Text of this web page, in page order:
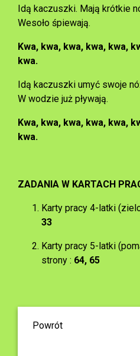
Idą kaczuszki. Mają krótkie
Wesoło śpiewają.
Kwa, kwa, kwa, kwa, kwa,
kwa.
Idą kaczuszki umyć swoje
W wodzie już pływają.
Kwa, kwa, kwa, kwa, kwa,
kwa.
ZADANIA W KARTACH
Karty pracy 4-latki
33
Karty pracy 5-latki
strony : 64, 65
Powrót